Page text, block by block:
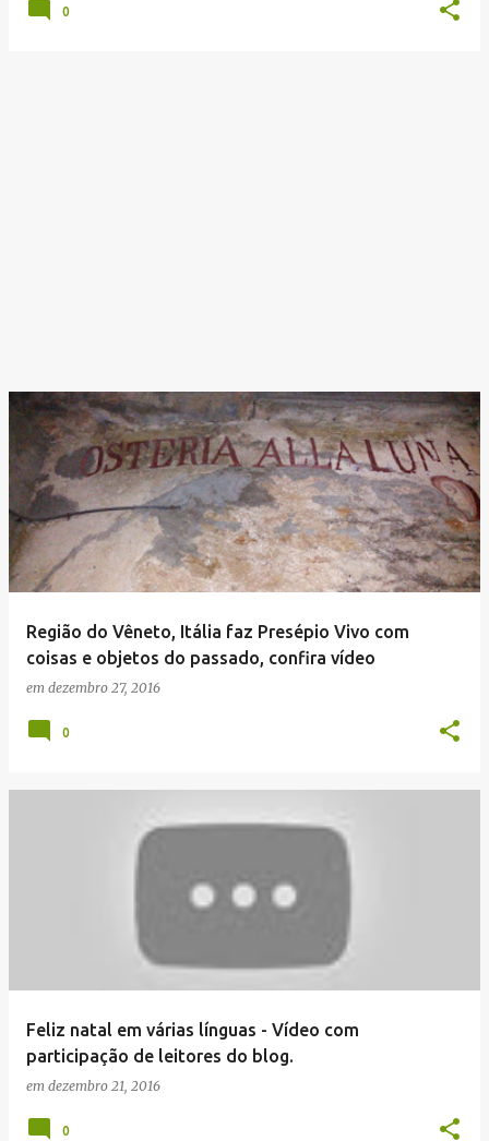
0
Região do Vêneto, Itália faz Presépio Vivo com
coisas e objetos do passado, confira vídeo
em dezembro 27, 2016
0
Feliz natal em várias línguas - Vídeo com
participação de leitores do blog.
em dezembro 21, 2016
0